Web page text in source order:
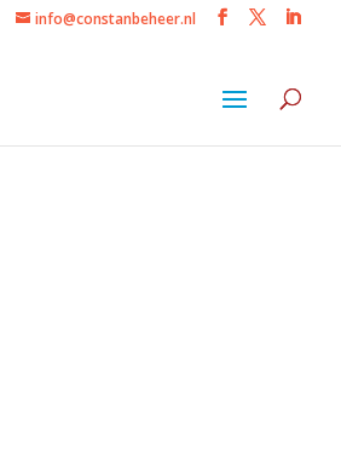
info@constanbeheer.nl